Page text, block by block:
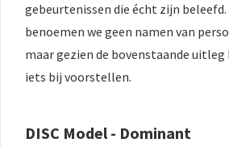
gebeurtenissen die écht zijn
benoemen we geen namen van
maar gezien de bovenstaande uitleg
iets bij voorstellen.
DISC Model - Dominant